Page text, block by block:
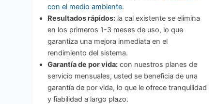
con el medio ambiente.
Resultados rápidos:la cal existente se elimina
en los primeros 1-3 meses de uso, lo que
garantiza una mejora inmediata en el
rendimiento del sistema.
Garantía de por vida:con nuestros planes de
servicio mensuales, usted se beneficia de una
garantía de por vida, lo que le ofrece tranquilidad
y fiabilidad a largo plazo.